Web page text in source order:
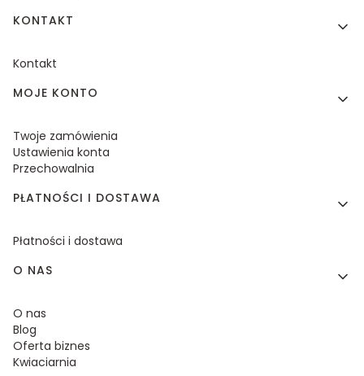
KONTAKT
Kontakt
MOJE KONTO
Twoje zamówienia
Ustawienia konta
Przechowalnia
PŁATNOŚCI I DOSTAWA
Płatności i dostawa
O NAS
O nas
Blog
Oferta biznes
Kwiaciarnia